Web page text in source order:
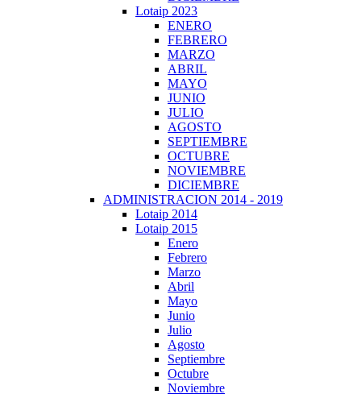
Lotaip 2023
ENERO
FEBRERO
MARZO
ABRIL
MAYO
JUNIO
JULIO
AGOSTO
SEPTIEMBRE
OCTUBRE
NOVIEMBRE
DICIEMBRE
ADMINISTRACION 2014 - 2019
Lotaip 2014
Lotaip 2015
Enero
Febrero
Marzo
Abril
Mayo
Junio
Julio
Agosto
Septiembre
Octubre
Noviembre